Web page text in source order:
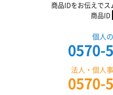
商品IDをお伝えで
商品ID
個人
0570-
法人・個人
0570-